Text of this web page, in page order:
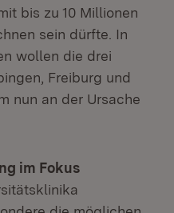
bis zu 10 Millionen
sein dürfte. In
wollen die drei
Freiburg und
nun an der Ursache
im Fokus